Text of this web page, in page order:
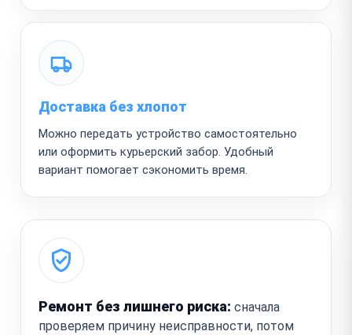
Доставка без хлопот
Можно передать устройство самостоятельно
или оформить курьерский забор. Удобный
вариант помогает сэкономить время.
Ремонт без лишнего риска: сначала
проверяем причину неисправности, потом